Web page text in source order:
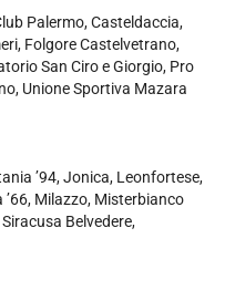
Palermo, Casteldaccia,
Folgore Castelvetrano,
San Ciro e Giorgio, Pro
Unione Sportiva Mazara
’94, Jonica, Leonfortese,
Milazzo, Misterbianco
Belvedere,